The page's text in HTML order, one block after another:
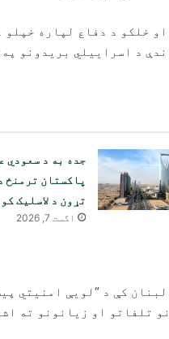
خلکو د دفاع لپاره خپلو
د اسراییلي بریدونو
جده به د سعودي
پاکستان ترمنځ
تړون د لاسلیک
اگست 7, 2026
کې د “لویې امنیتي
تلفاتو او زیانونو ته
د لبنان په جنوب کې
د هرمز تنګي کې د
نږدې دوه چاودنې